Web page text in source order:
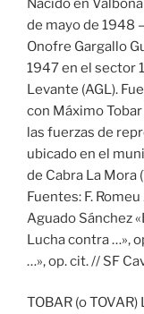
Nacido en
de mayo de 1948
Onofre Gargallo
1947 en el sector
Levante (AGL).
con Máximo
las fuerzas de
ubicado en el
de Cabra La Mora
Fuentes: F.
Aguado Sánchez
Lucha contra …»,
…», op. cit. // SF
TOBAR (o TOVAR)